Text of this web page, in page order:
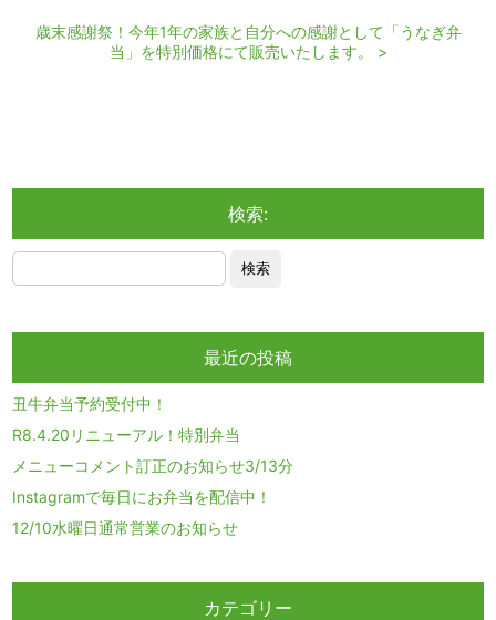
歳末感謝祭！今年1年の家族と自分への感謝として「うなぎ弁
当」を特別価格にて販売いたします。 >
検索:
最近の投稿
丑牛弁当予約受付中！
R8.4.20リニューアル！特別弁当
メニューコメント訂正のお知らせ3/13分
Instagramで毎日にお弁当を配信中！
12/10水曜日通常営業のお知らせ
カテゴリー